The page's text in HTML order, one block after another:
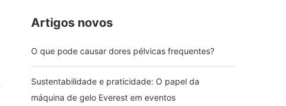
Artigos novos
O que pode causar dores pélvicas frequentes?
Sustentabilidade e praticidade: O papel da
máquina de gelo Everest em eventos